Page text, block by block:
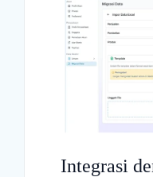
Integrasi